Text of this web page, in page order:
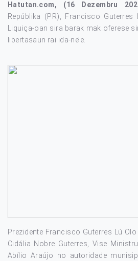
Hatutan.com, (16 Dezembru
Repúblika (PR), Francisco Guterres
Liquiça-oan sira barak mak oferese
libertasaun rai ida-ne’e.
Prezidente Francisco Guterres Lú
Cidália Nobre Guterres, Vise
Abílio Araújo no autoridade